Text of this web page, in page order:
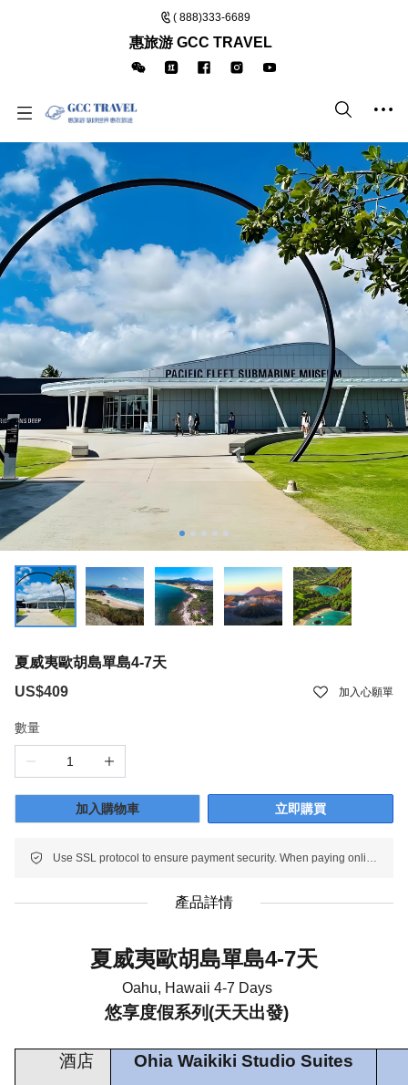
( 888)333-6689
惠旅游 GCC TRAVEL
夏威夷歐胡島單島4-7天
US$409
加入心願單
數量
加入購物車 立即購買
Use SSL protocol to ensure payment security. When paying online, your payment information is protected.
產品詳情
夏威夷歐胡島單島4-7天
Oahu, Hawaii 4-7 Days
悠享度假系列(天天出發)
酒店
Ohia Waikiki Studio Suites